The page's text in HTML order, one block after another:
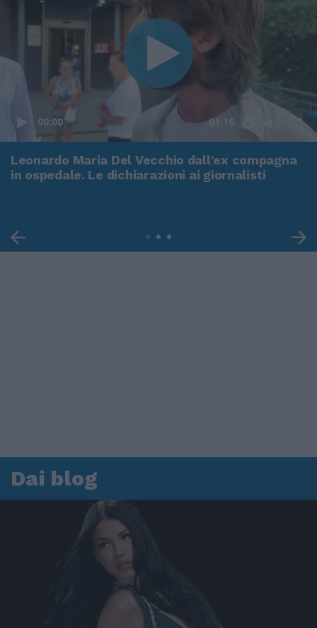
00:00 01:16
Leonardo Maria Del Vecchio dall'ex compagna
in ospedale. Le dichiarazioni ai giornalisti
Dai blog